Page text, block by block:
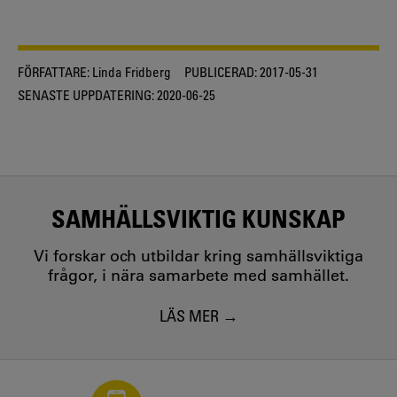
FÖRFATTARE: Linda Fridberg PUBLICERAD:2017-05-31
SENASTE UPPDATERING:2020-06-25
SAMHÄLLSVIKTIG KUNSKAP
Vi forskar och utbildar kring samhällsviktiga
frågor, i nära samarbete med samhället.
LÄS MER